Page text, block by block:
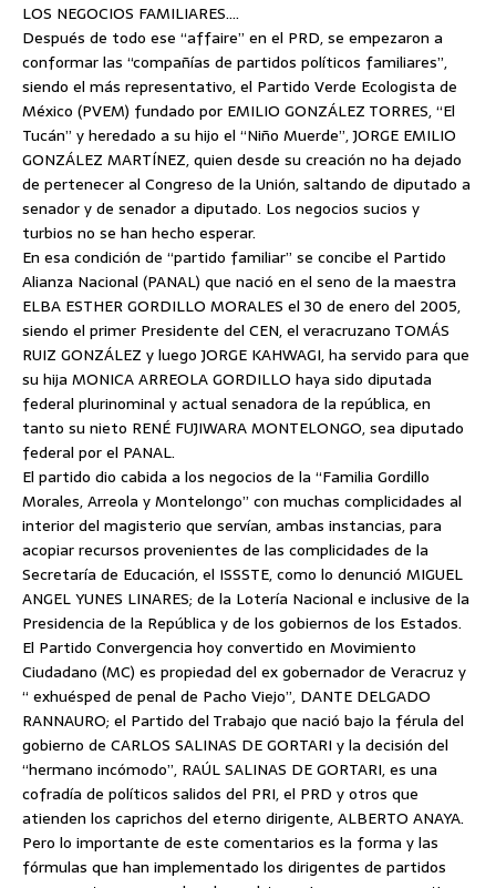
LOS NEGOCIOS FAMILIARES….
Después de todo ese “affaire” en el PRD, se empezaron a
conformar las “compañías de partidos políticos familiares”,
siendo el más representativo, el Partido Verde Ecologista de
México (PVEM) fundado por EMILIO GONZÁLEZ TORRES, “El
Tucán” y heredado a su hijo el “Niño Muerde”, JORGE EMILIO
GONZÁLEZ MARTÍNEZ, quien desde su creación no ha dejado
de pertenecer al Congreso de la Unión, saltando de diputado a
senador y de senador a diputado. Los negocios sucios y
turbios no se han hecho esperar.
En esa condición de “partido familiar” se concibe el Partido
Alianza Nacional (PANAL) que nació en el seno de la maestra
ELBA ESTHER GORDILLO MORALES el 30 de enero del 2005,
siendo el primer Presidente del CEN, el veracruzano TOMÁS
RUIZ GONZÁLEZ y luego JORGE KAHWAGI, ha servido para que
su hija MONICA ARREOLA GORDILLO haya sido diputada
federal plurinominal y actual senadora de la república, en
tanto su nieto RENÉ FUJIWARA MONTELONGO, sea diputado
federal por el PANAL.
El partido dio cabida a los negocios de la “Familia Gordillo
Morales, Arreola y Montelongo” con muchas complicidades al
interior del magisterio que servían, ambas instancias, para
acopiar recursos provenientes de las complicidades de la
Secretaría de Educación, el ISSSTE, como lo denunció MIGUEL
ANGEL YUNES LINARES; de la Lotería Nacional e inclusive de la
Presidencia de la República y de los gobiernos de los Estados.
El Partido Convergencia hoy convertido en Movimiento
Ciudadano (MC) es propiedad del ex gobernador de Veracruz y
“ exhuésped de penal de Pacho Viejo”, DANTE DELGADO
RANNAURO; el Partido del Trabajo que nació bajo la férula del
gobierno de CARLOS SALINAS DE GORTARI y la decisión del
“hermano incómodo”, RAÚL SALINAS DE GORTARI, es una
cofradía de políticos salidos del PRI, el PRD y otros que
atienden los caprichos del eterno dirigente, ALBERTO ANAYA.
Pero lo importante de este comentarios es la forma y las
fórmulas que han implementado los dirigentes de partidos